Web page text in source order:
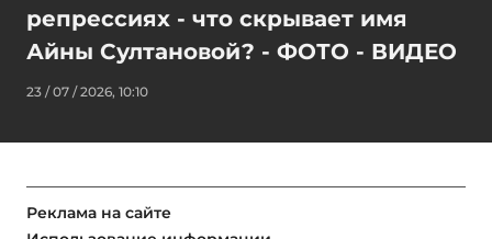
репрессиях - что скрывает имя
Айны Султановой? - ФОТО - ВИДЕО
23 / 07 / 2026, 10:10
Реклама на сайте